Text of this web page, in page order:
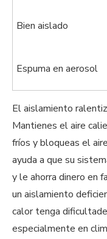
Bien aislado
Espuma en aerosol
El aislamiento
Mantienes el aire
fríos y bloqueas el
ayuda a que su
y le ahorra dinero en
un aislamiento
calor tenga
especialmente en